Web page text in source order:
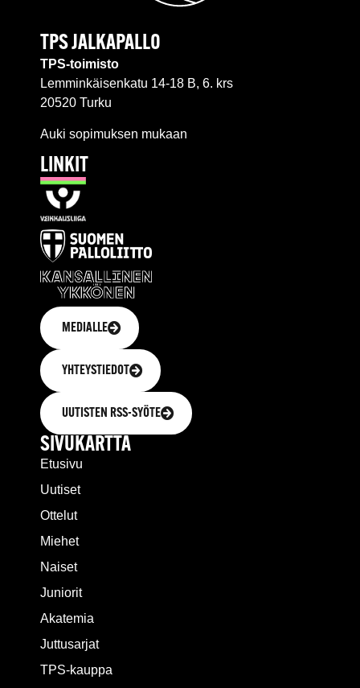
TPS JALKAPALLO
TPS-toimisto
Lemminkäisenkatu 14-18 B, 6. krs
20520 Turku
Auki sopimuksen mukaan
LINKIT
MEDIALLE
YHTEYSTIEDOT
UUTISTEN RSS-SYÖTE
SIVUKARTTA
Etusivu
Uutiset
Ottelut
Miehet
Naiset
Juniorit
Akatemia
Juttusarjat
TPS-kauppa